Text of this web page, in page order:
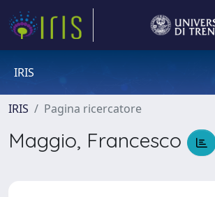
IRIS
IRIS Pagina ricercatore
Maggio, Francesco